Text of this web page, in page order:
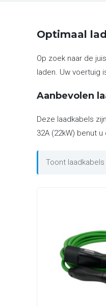
Optimaal
Op zoek naar de
laden. Uw voertuig
Aanbevolen
Deze laadkabels
32A (22kW) benut
Toont laadkabels